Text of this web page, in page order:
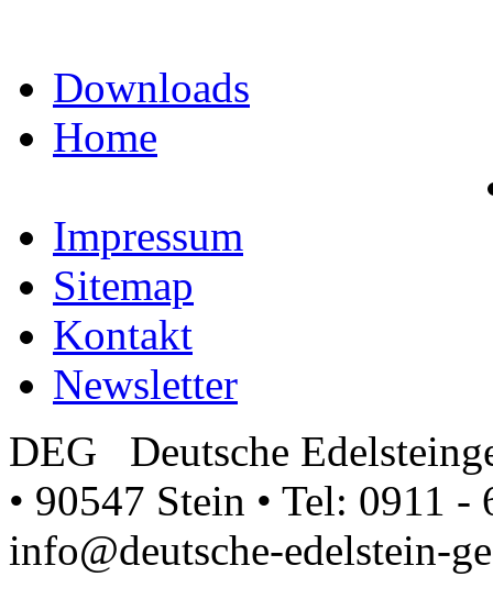
Downloads
Home
Impressum
Sitemap
Kontakt
Newsletter
DEG Deutsche
• 90547 Stein • Tel: 0911 -
info@deutsche-edelstein-